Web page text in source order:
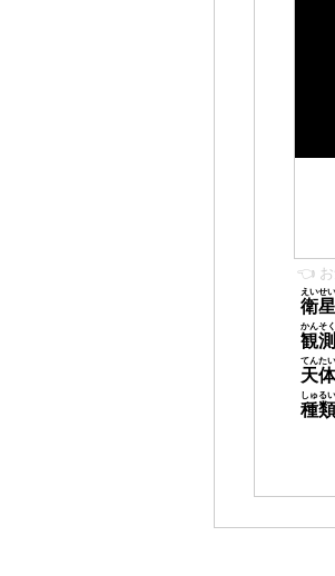
👈 お
衛星
えいせい
観測
かんそく
天
てんた
種類
しゅるい